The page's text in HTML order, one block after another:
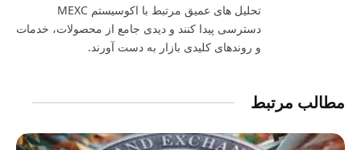
تحلیل‌ های عمیق مرتبط با اکوسیستم MEXC
دسترسی پیدا کنند و دیدی جامع از محصولات، خدمات
و روندهای کلیدی بازار به‌ دست آورند.
مطالب مرتبط